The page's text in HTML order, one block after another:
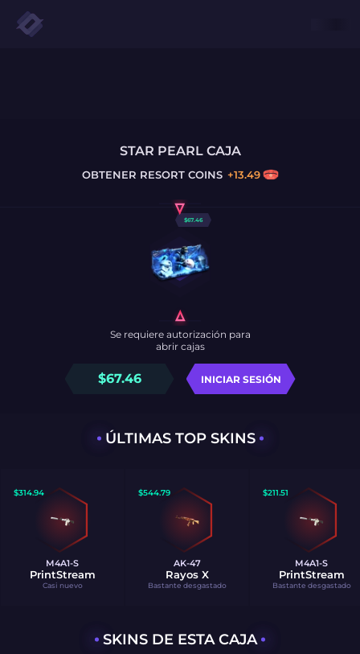
STAR PEARL CAJA
OBTENER RESORT COINS +13.49
$67.46
$67.46 INICIAR SESIÓN
Se requiere autorización para
abrir cajas
ÚLTIMAS TOP SKINS
$314.94
M4A1-S
PrintStream
Casi nuevo
$544.79
AK-47
Rayos X
Bastante desgastado
$211.51
M4A1-S
PrintStream
Bastante desgastado
SKINS DE ESTA CAJA